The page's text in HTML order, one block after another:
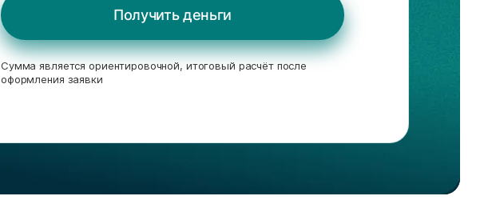
Получить деньги
Сумма является ориентировочной, итоговый расчёт после
оформления заявки